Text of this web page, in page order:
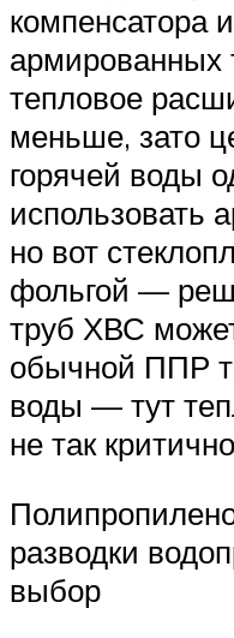
компенсатора
армированных
тепловое
меньше, зато
горячей воды
использовать
но вот
фольгой —
труб ХВС
обычной ППР
воды — тут
не так
разводки
выбор